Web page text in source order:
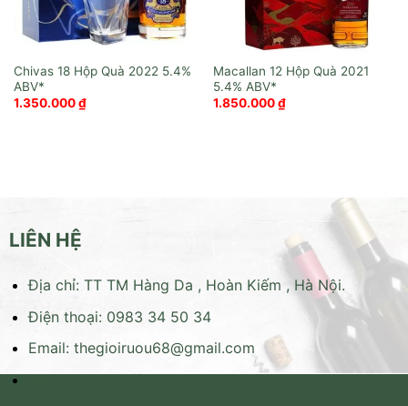
Chivas 18 Hộp Quà 2022
1.350.000₫
Macallan 12 Hộp Quà 2021
1.850.000₫
LIÊN HỆ
Địa chỉ: TT TM Hàng Da , Hoàn Kiếm , Hà Nội.
Điện thoại: 0983 34 50 34
Email: thegioiruou68@gmail.com
Website:https://thegioiruou68.com